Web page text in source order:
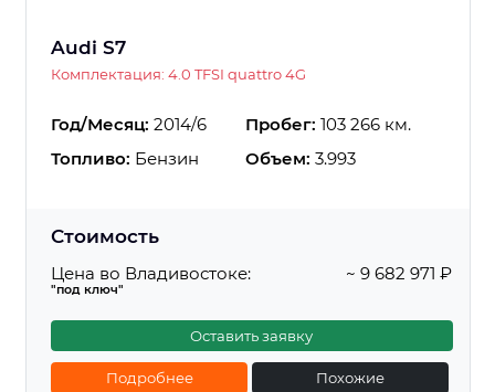
Audi S7
Комплектация: 4.0 TFSI quattro 4G
Год/Месяц: 2014/6 Пробег: 103 266 км.
Топливо: Бензин Объем: 3.993
Стоимость
Цена во Владивостоке:
"под ключ"
~ 9 682 971 ₽
Оставить заявку
Подробнее Похожие